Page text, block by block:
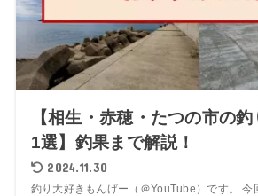
【相生・赤穂・たつの市の
1選】釣果まで解説！
2024.11.30
釣り大好きもんげー（＠YouTube）です。 今